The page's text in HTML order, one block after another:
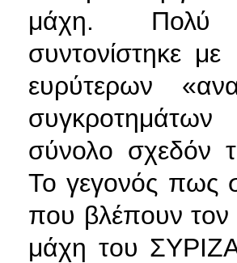
μάχη. Πολύ
συντονίστηκε
ευρύτερων
σύνολο σχεδόν
Το γεγονός πως
που βλέπουν
μάχη του